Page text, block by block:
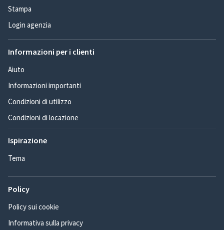
Stampa
Login agenzia
Informazioni per i clienti
Aiuto
Informazioni importanti
Condizioni di utilizzo
Condizioni di locazione
Ispirazione
Tema
Policy
Policy sui cookie
Informativa sulla privacy